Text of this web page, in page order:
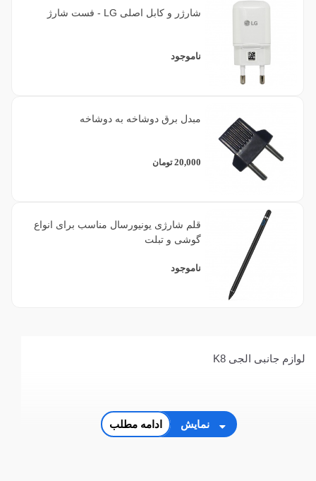
شارژر و کابل اصلی LG - فست شارژ
ناموجود
مبدل برق دوشاخه به دوشاخه
20,000 تومان
قلم شارژی یونیورسال مناسب برای انواع
گوشی و تبلت
ناموجود
لوازم جانبی الجی K8
نمایش ادامه مطلب